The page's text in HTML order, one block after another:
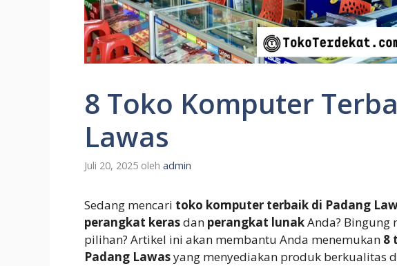
8 Toko Komputer
Lawas
Juli 20, 2025 oleh admin
Sedang mencari toko komputer terbaik di Padang
perangkat kerasdan perangkat lunakAnda?
pilihan? Artikel ini akan membantu Anda menemukan 8
Padang Lawasyang menyediakan produk berkualitas